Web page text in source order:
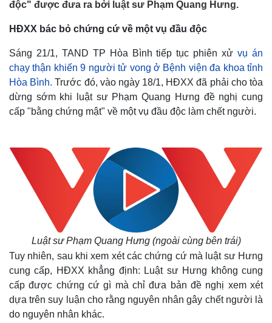
độc" được đưa ra bởi luật sư Phạm Quang Hưng.
HĐXX bác bỏ chứng cứ về một vụ đầu độc
Sáng 21/1, TAND TP Hòa Bình tiếp tục phiên xửvụ án
chạy thận khiến 9 người tử vong ở Bệnh viện đa khoa tỉnh
Hòa Bình. Trước đó, vào ngày 18/1, HĐXX đã phải cho tòa
dừng sớm khi luật sư Phạm Quang Hưng đề nghị cung
cấp "bằng chứng mật" về một vụ đầu độc làm chết người.
Luật sư Phạm Quang Hưng (ngoài cùng bên trái)
Tuy nhiên, sau khi xem xét các chứng cứ mà luật sư Hưng
cung cấp, HĐXX khẳng định: Luật sư Hưng không cung
cấp được chứng cứ gì mà chỉ đưa bản đề nghị xem xét
dựa trên suy luận cho rằng nguyên nhân gây chết người là
do nguyên nhân khác.